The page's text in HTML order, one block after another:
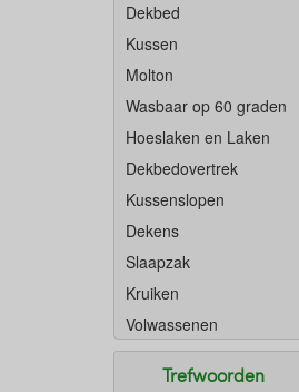
Dekbed
Kussen
Molton
Wasbaar op 60 graden
Hoeslaken en Laken
Dekbedovertrek
Kussenslopen
Dekens
Slaapzak
Kruiken
Volwassenen
Trefwoorden